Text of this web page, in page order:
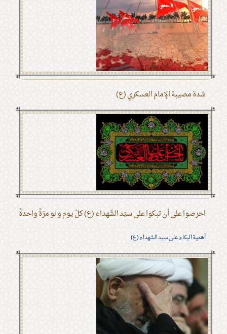
شدة مصيبة الإمام العسكري (ع)
احرصوا على أن تبكوا على سيّد الشّهداء (ع) كلّ يوم و لو مرّةً واحدةً
أهمية البكاء على سيد الشهداء (ع)